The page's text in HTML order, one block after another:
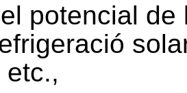
potencial
etc.,